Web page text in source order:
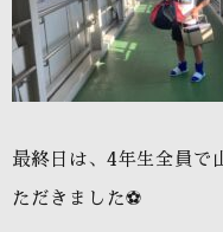
最終日は、 4年生全員で
ただきました⚽